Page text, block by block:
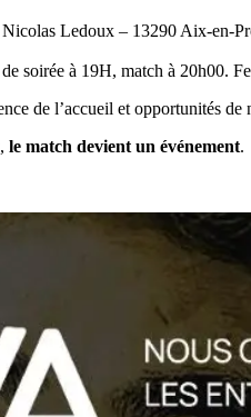
Ledoux – 13290 Aix-en-
soirée à 19H, match à 20h00.
de l’accueil et opportunités de
le match devient un événement.